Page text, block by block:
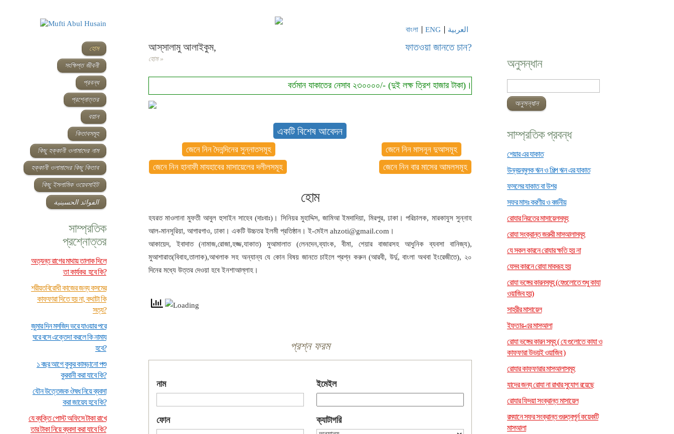
হোম
সংক্ষিপ্ত জীবনী
প্রবন্ধ
প্রশ্নোত্তর
বয়ান
কিতাবসমূহ
কিছু হক্কানী ওলামাদের নাম
হক্কানী ওলামাদের কিছু কিতাব
কিছু ইসলামিক ওয়েবসাইট
الفوائد الحسينية
সাম্প্রতিক
প্রশ্নোত্তর
অত্যন্ত রাগের মাথায় তালাক দিলে
তা কার্যকর হবে কি?
শরীয়তবিরোধী কাজের জন্য কসমের
কাফফারা দিতে হয় না, কথাটা কি
সত্য?
জুমার দিন মসজিদ ভরে যাওয়ার পরে
ঘরে বসে এক্তেদা করলে কি নামায
হবে?
১ বছর আগে কুকুর কামড়ানো পশু
কুরবানী করা যাবে কি?
যৌন উত্তেজক ঔষধ নিয়ে ব্যবসা
করা জায়েয হবে কি?
যে ব্যক্তি পোস্ট অফিসে টাকা রাখে
তার টাকা নিয়ে ব্যবসা করা যাবে কি?
বাংলা ENG العربية
আস্‌সালামু আলাইকুম, ফাতওয়া জানতে চান?
হোম »
বর্তমান যাকাতের নেসাব ২৩০০০০/- (দুই লক্ষ ত্রিশ হাজার টাকা)। এ বছরের সর্বনিম্ন ফিতরা ১১০/- টাকা।
একটি বিশেষ আবেদন
জেনে নিন দৈনন্দিনের সুন্নাতসমূহ
জেনে নিন মাসনূন দুআসমূহ
জেনে নিন হানাফী মাযহাবের মাসায়েলের দলীলসমূহ
জেনে নিন বার মাসের আমলসমূহ
হোম
হযরত মাওলানা মুফতী আবুল হুসাইন সাহেব (দাঃবাঃ)। সিনিয়র মুহাদ্দিস, জামিআ ইমদাদিয়া, মিরপুর, ঢাকা। পরিচালক, মারকাযুস সুন্নাহ
আল-মানসূরিয়া, আগারগাও, ঢাকা। একটি উচ্চতর ইলমী প্রতিষ্ঠান। ই-মেইল ahzoti@gmail.com।
আকায়েদ, ইবাদাত (নামাজ,রোজা,হজ্জ,যাকাত) মুআমালাত (লেনদেন,ব্যাংক, বীমা, শেয়ার বাজারসহ আধুনিক ব্যবসা বানিজ্য),
মুআশারাত(বিবাহ,তালাক),আখলাক সহ অন্যান্য যে কোন বিষয় জানতে চাইলে প্রশ্ন করুন (আরবী, উর্দু, বাংলা অথবা ইংরেজীতে), ২০
দিনের মধ্যে উত্তর দেওয়া হবে ইনশাআল্লাহ।
প্রশ্ন ফরম
নাম ইমেইল
ফোন ক্যাটাগরি
অনুসন্ধান
সাম্প্রতিক প্রবন্ধ
শেয়ার এর যাকাত
উন্নয়নমুলক ঋন ও শিল্প ঋন এর যাকাত
ফসলের যাকাত বা উশর
সফর মাসঃ করণীয় ও বর্জনীয়
রোযার নিয়তের মাসায়েলসমূহ
রোযা সংক্রান্ত জরুরী মাসআলাসমূহ
যে সকল কারনে রোযার ক্ষতি হয় না
যেসব কারনে রোযা মাকরূহ হয়
রোযা ভঙ্গের কারনসমূহ (যেগুলোতে শুধু কাযা
ওয়াজিব হয়)
সাহরীর মাসায়েল
ইফতার-এর মাসআলা
রোযা ভঙ্গের কারন সমূহ ( যে গুলোতে কাযা ও
কাফফারা উভয়ই ওয়াজিব )
রোযার কাফফারার মাসআলাসমূহ
যাদের জন্য রোযা না রাখার সুযোগ রয়েছে
রোযার ফিদয়া সংক্রান্ত মাসায়েল
রমযানে সফর সংক্রান্ত গুরুত্বপূর্ন কয়েকটি
মাসআলা